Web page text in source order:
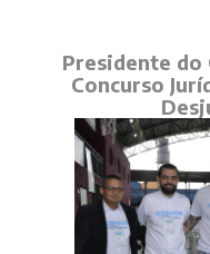
Presidente do
Concurso